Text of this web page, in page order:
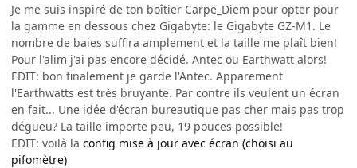
Je me suis inspiré de ton boîtier Carpe_Diem pour opter pour
la gamme en dessous chez Gigabyte: le Gigabyte GZ-M1. Le
nombre de baies suffira amplement et la taille me plaît bien!
Pour l'alim j'ai pas encore décidé. Antec ou Earthwatt alors!
EDIT: bon finalement je garde l'Antec. Apparement
l'Earthwatts est très bruyante. Par contre ils veulent un écran
en fait... Une idée d'écran bureautique pas cher mais pas trop
dégueu? La taille importe peu, 19 pouces possible!
EDIT: voilà la config mise à jour avec écran (choisi au
pifomètre)